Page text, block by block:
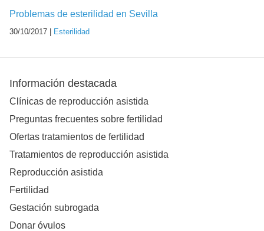
Problemas de esterilidad en Sevilla
30/10/2017 | Esterilidad
Información destacada
Clínicas de reproducción asistida
Preguntas frecuentes sobre fertilidad
Ofertas tratamientos de fertilidad
Tratamientos de reproducción asistida
Reproducción asistida
Fertilidad
Gestación subrogada
Donar óvulos